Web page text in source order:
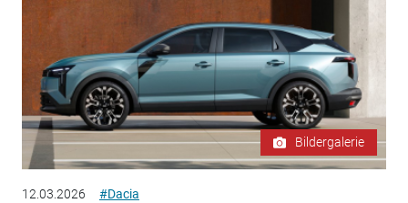
Bildergalerie
12.03.2026 #Dacia